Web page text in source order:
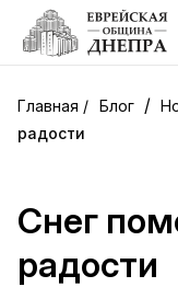
Блог /
радости
Снег
радости